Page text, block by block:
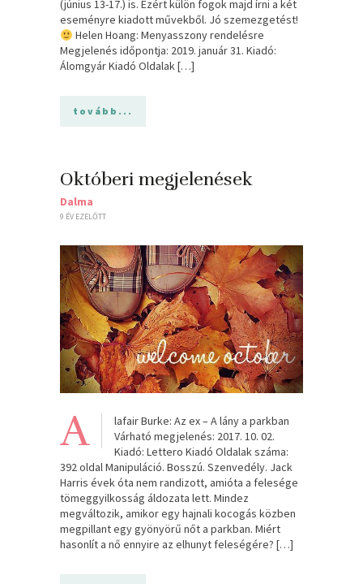
(június 13-17.) is. Ezért külön fogok majd írni a két
eseményre kiadott művekből. Jó szemezgetést!
Helen Hoang: Menyasszony ​rendelésre
Megjelenés időpontja: 2019. január 31. Kiadó:
Álomgyár Kiadó Oldalak […]
tovább...
Októberi megjelenések
Dalma
9 ÉV EZELŐTT
A
lafair Burke: Az ex – A lány a parkban
Várható megjelenés: 2017. 10. 02.
Kiadó: Lettero Kiadó Oldalak száma:
392 oldal Manipuláció. Bosszú. Szenvedély. Jack
Harris évek óta nem randizott, amióta a felesége
tömeggyilkosság áldozata lett. Mindez
megváltozik, amikor egy hajnali kocogás közben
megpillant egy gyönyörű nőt a parkban. Miért
hasonlít a nő ennyire az elhunyt feleségére? […]